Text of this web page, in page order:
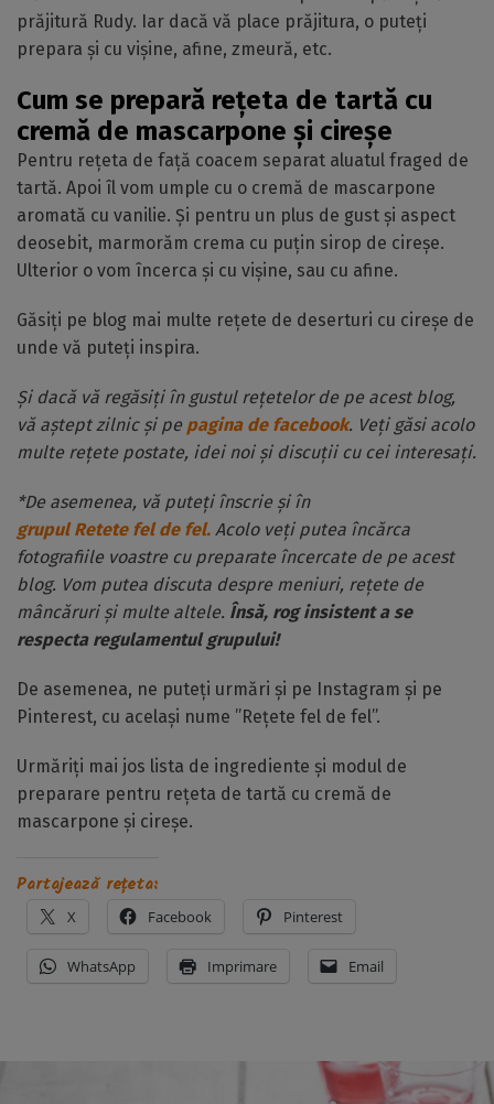
prăjitură Rudy. Iar dacă vă place prăjitura, o puteți
prepara și cu vișine, afine, zmeură, etc.
Cum se prepară rețeta de tartă cu
cremă de mascarpone și cireșe
Pentru rețeta de față coacem separat aluatul fraged de
tartă. Apoi îl vom umple cu o cremă de mascarpone
aromată cu vanilie. Și pentru un plus de gust și aspect
deosebit, marmorăm crema cu puțin sirop de cireșe.
Ulterior o vom încerca și cu vișine, sau cu afine.
Găsiți pe blog mai multe rețete de deserturi cu cireșe de
unde vă puteți inspira.
Și dacă vă regăsiți în gustul rețetelor de pe acest blog,
vă aștept zilnic și pe pagina de facebook. Veți găsi acolo
multe rețete postate, idei noi și discuții cu cei interesați.
*De asemenea, vă puteți înscrie și în
grupul Retete fel de fel. Acolo veți putea încărca
fotografiile voastre cu preparate încercate de pe acest
blog. Vom putea discuta despre meniuri, rețete de
mâncăruri și multe altele. Însă, rog insistent a se
respecta regulamentul grupului!
De asemenea, ne puteți urmări și pe Instagram și pe
Pinterest, cu același nume ”Rețete fel de fel”.
Urmăriți mai jos lista de ingrediente și modul de
preparare pentru rețeta de tartă cu cremă de
mascarpone și cireșe.
Partajează rețeta:
X Facebook Pinterest
WhatsApp Imprimare Email